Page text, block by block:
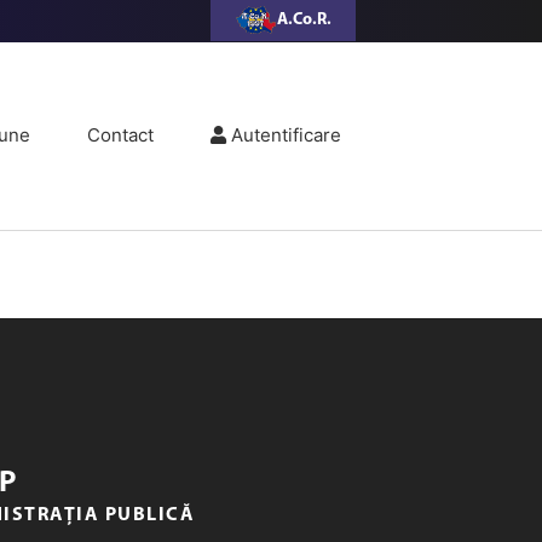
A.Co.R.
Contact Autentificare
PUBLICĂ